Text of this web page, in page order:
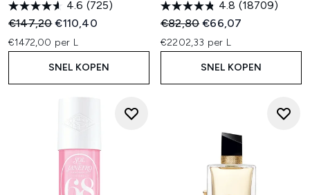
4.6 (725)
Recommended Retail Price:
€147,20Huidige prijs:
€110,40
€1472,00 per L
SNEL KOPEN
4.8 (18709)
Recommended Retail Price:
€82,80Huidige prijs:
€66,07
€2202,33 per L
SNEL KOPEN